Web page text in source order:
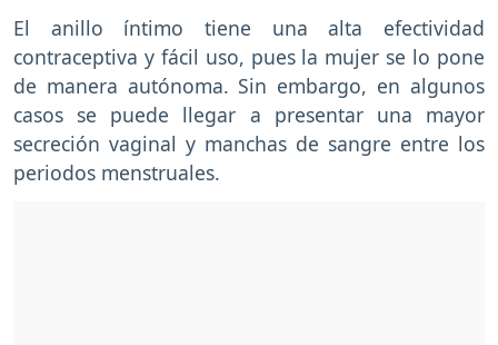
El anillo íntimo tiene una alta efectividad
contraceptiva y fácil uso, pues la mujer se lo pone
de manera autónoma. Sin embargo, en algunos
casos se puede llegar a presentar una mayor
secreción vaginal y manchas de sangre entre los
periodos menstruales.